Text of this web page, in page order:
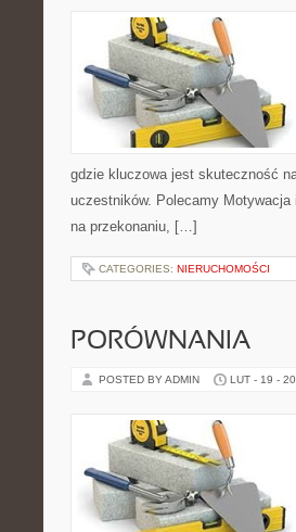
gdzie kluczowa jest skuteczność
uczestników. Polecamy
na przekonaniu, […]
CATEGORIES: NIERUCHOMOŚCI
PORÓWNANIA
POSTED BY ADMIN LUT - 19 -